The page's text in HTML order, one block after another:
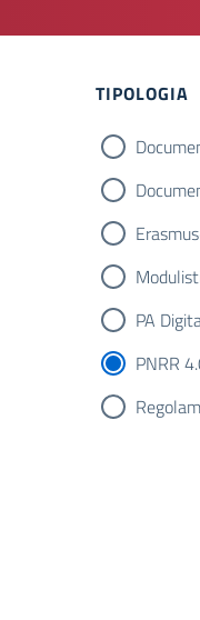
Filtri
TIPOLOGIA
PA
PNRR